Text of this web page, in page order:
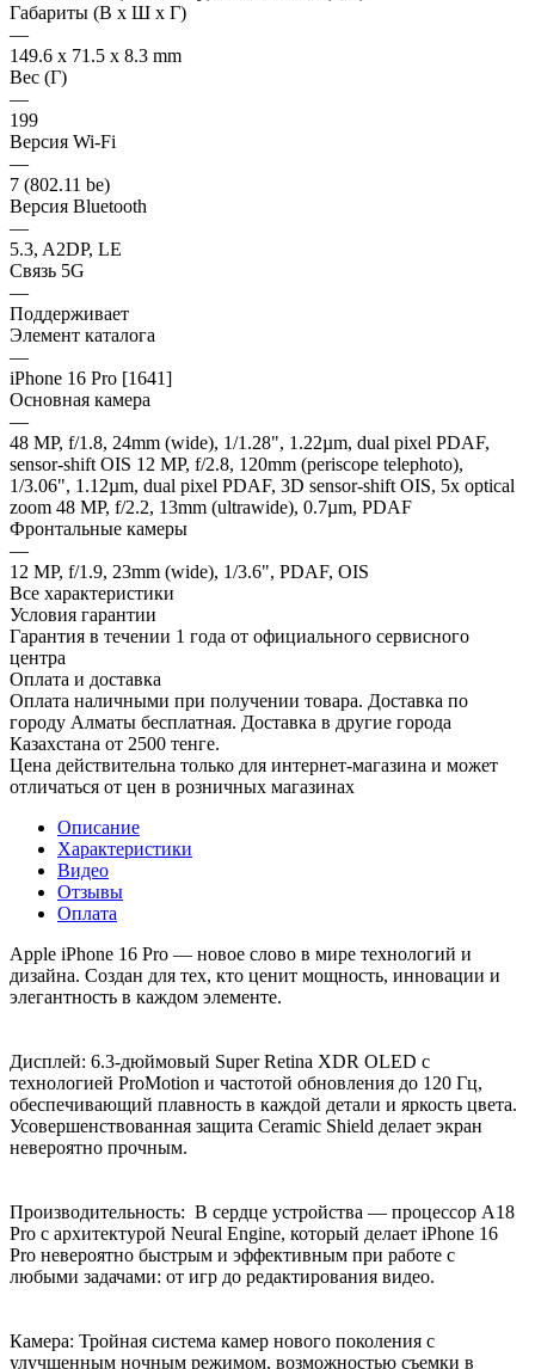
Габариты (В х Ш х Г)
—
149.6 x 71.5 x 8.3 mm
Вес (Г)
—
199
Версия Wi-Fi
—
7 (802.11 be)
Версия Bluetooth
—
5.3, A2DP, LE
Связь 5G
—
Поддерживает
Элемент каталога
—
iPhone 16 Pro [1641]
Основная камера
—
48 MP, f/1.8, 24mm (wide), 1/1.28", 1.22µm, dual pixel PDAF,
sensor-shift OIS 12 MP, f/2.8, 120mm (periscope telephoto),
1/3.06", 1.12µm, dual pixel PDAF, 3D sensor‑shift OIS, 5x optical
zoom 48 MP, f/2.2, 13mm (ultrawide), 0.7µm, PDAF
Фронтальные камеры
—
12 MP, f/1.9, 23mm (wide), 1/3.6", PDAF, OIS
Все характеристики
Условия гарантии
Гарантия в течении 1 года от официального сервисного
центра
Оплата и доставка
Оплата наличными при получении товара. Доставка по
городу Алматы бесплатная. Доставка в другие города
Казахстана от 2500 тенге.
Цена действительна только для интернет-магазина и может
отличаться от цен в розничных магазинах
Описание
Характеристики
Видео
Отзывы
Оплата
Apple iPhone 16 Pro — новое слово в мире технологий и
дизайна. Создан для тех, кто ценит мощность, инновации и
элегантность в каждом элементе.
Дисплей: 6.3-дюймовый Super Retina XDR OLED с
технологией ProMotion и частотой обновления до 120 Гц,
обеспечивающий плавность в каждой детали и яркость цвета.
Усовершенствованная защита Ceramic Shield делает экран
невероятно прочным.
Производительность: В сердце устройства — процессор A18
Pro с архитектурой Neural Engine, который делает iPhone 16
Pro невероятно быстрым и эффективным при работе с
любыми задачами: от игр до редактирования видео.
Камера: Тройная система камер нового поколения с
улучшенным ночным режимом, возможностью съемки в